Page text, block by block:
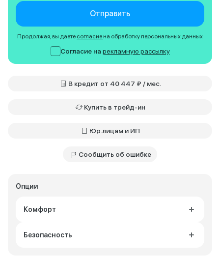
Опции
Комфорт
Безопасность
Отправить
Продолжая, вы даете согласие на обработку персональных данных
Согласие на рекламную рассылку
В кредит от 40 447 ₽ / мес.
Купить в трейд-ин
Юр.лицам и ИП
Сообщить об ошибке